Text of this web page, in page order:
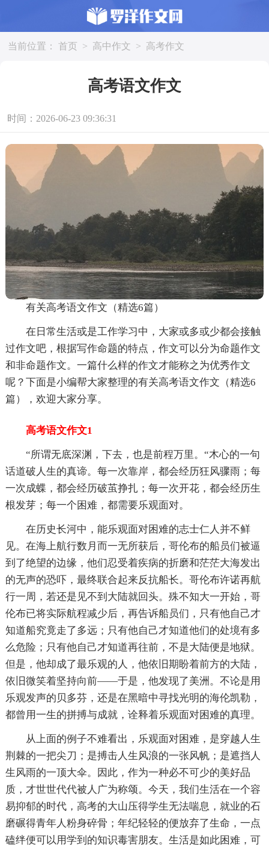
当前位置： 首页 > 高中作文 > 高考作文
高考语文作文
时间：2026-06-23 09:36:31
有关高考语文作文（精选6篇）
在日常生活或是工作学习中，大家或多或少都会接触
过作文吧，根据写作命题的特点，作文可以分为命题作文
和非命题作文。一篇什么样的作文才能称之为优秀作文
呢？下面是小编帮大家整理的有关高考语文作文（精选6
篇），欢迎大家分享。
高考语文作文1
“所谓无底深渊，下去，也是前程万里。“木心的一句
话道破人生的真谛。每一次靠岸，都会经历狂风骤雨；每
一次成蝶，都会经历破茧挣扎；每一次开花，都会经历生
根发芽；每一个困难，都需要乐观面对。
在历史长河中，能乐观面对困难的志士仁人并不鲜
见。在海上航行数月而一无所获后，哥伦布的船员们被逼
到了绝望的边缘，他们忍受着疾病的折磨和茫茫大海发出
的无声的恐吓，最终联合起来反抗船长。哥伦布许诺再航
行一周，若还是见不到大陆就回头。殊不知大一开始，哥
伦布已将实际航程减少后，再告诉船员们，只有他自己才
知道船究竟走了多远；只有他自己才知道他们的处境有多
么危险；只有他自己才知道再往前，不是大陆便是地狱。
但是，他却成了最乐观的人，他依旧期盼着前方的大陆，
依旧微笑着坚持向前——于是，他发现了美洲。不论是用
乐观发声的贝多芬，还是在黑暗中寻找光明的海伦凯勒，
都曾用一生的拼搏与成就，诠释着乐观面对困难的真理。
从上面的例子不难看出，乐观面对困难，是穿越人生
荆棘的一把尖刀；是搏击人生风浪的一张风帆；是遮挡人
生风雨的一顶大伞。因此，作为一种必不可少的美好品
质，才世世代代被人广为称颂。今天，我们生活在一个容
易抑郁的时代，高考的大山压得学生无法喘息，就业的石
磨碾得青年人粉身碎骨；年纪轻轻的便放弃了生命，一点
磕绊便可以用学到的知识毒害朋友。生活是如此困难，可